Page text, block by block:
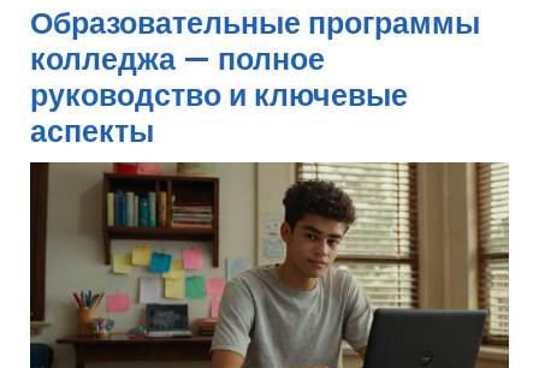
Образовательные программы
колледжа — полное
руководство и ключевые
аспекты